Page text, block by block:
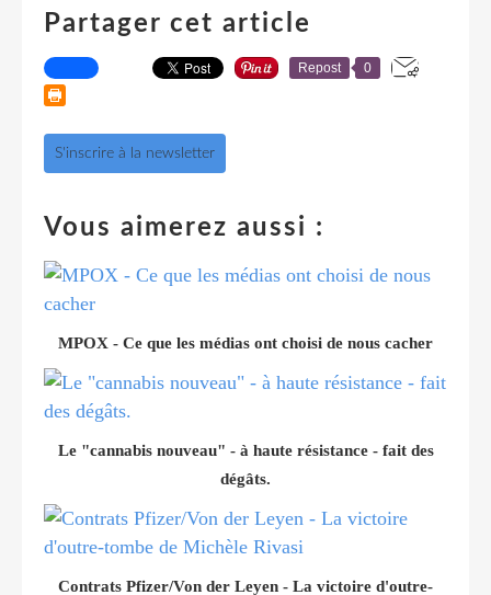
Partager cet article
Repost 0
S'inscrire à la newsletter
Vous aimerez aussi :
MPOX - Ce que les médias ont choisi de nous cacher
Le "cannabis nouveau" - à haute résistance - fait des
dégâts.
Contrats Pfizer/Von der Leyen - La victoire d'outre-